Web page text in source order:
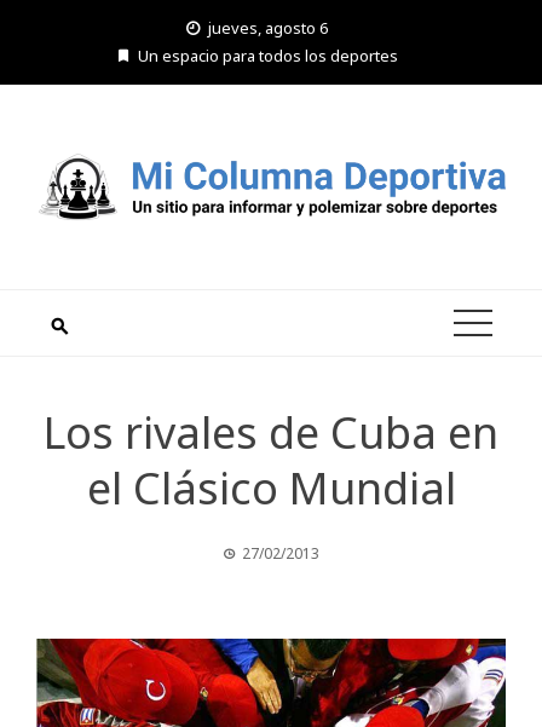
jueves, agosto 6
Un espacio para todos los deportes
Los rivales de Cuba en
el Clásico Mundial
27/02/2013